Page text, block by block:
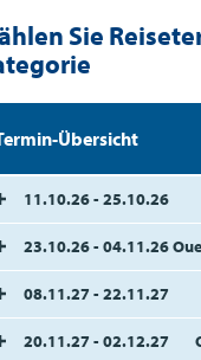
Sie
Übersicht
11.10.26 - 25.10.26
23.10.26 - 04.11.26
08.11.27 - 22.11.27
20.11.27 - 02.12.27